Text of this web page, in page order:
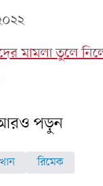
মামলা তুলে
পড়ুন
রিমেক